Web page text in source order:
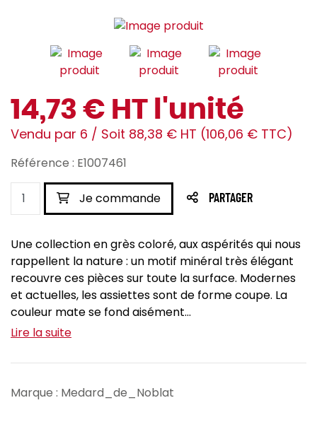
14,73 € HT l'unité
Vendu par 6 / Soit 88,38 € HT (106,06 € TTC)
Référence : E1007461
Je commande PARTAGER
Une collection en grès coloré, aux aspérités qui nous
rappellent la nature : un motif minéral très élégant
recouvre ces pièces sur toute la surface. Modernes
et actuelles, les assiettes sont de forme coupe. La
couleur mate se fond aisément...
Lire la suite
Marque : Medard_de_Noblat